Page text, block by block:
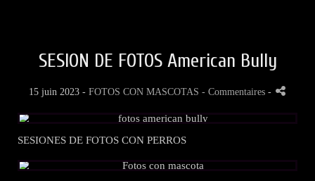
SESION DE FOTOS American Bully
15 juin 2023 - FOTOS CON MASCOTAS - Commentaires -
SESIONES DE FOTOS CON PERROS